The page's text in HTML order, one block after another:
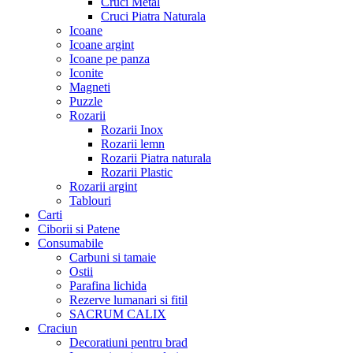
Cruci Piatra Naturala
Icoane
Icoane argint
Icoane pe panza
Iconite
Magneti
Puzzle
Rozarii
Rozarii Inox
Rozarii lemn
Rozarii Piatra naturala
Rozarii Plastic
Rozarii argint
Tablouri
Carti
Ciborii si Patene
Consumabile
Carbuni si tamaie
Ostii
Parafina lichida
Rezerve lumanari si fitil
SACRUM CALIX
Craciun
Decoratiuni pentru brad